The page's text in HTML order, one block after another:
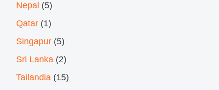
Nepal (5)
Qatar (1)
Singapur (5)
Sri Lanka (2)
Tailandia (15)